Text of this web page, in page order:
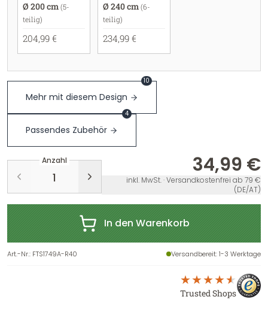
Ø 200 cm (5-
teilig)
204,99 €
Ø 240 cm (6-
teilig)
234,99 €
Mehr mit diesem Design
10
Passendes Zubehör
4
Anzahl 34,99 €
inkl. MwSt. · Versandkostenfrei ab 79 €
(DE/AT)
In den Warenkorb
Art.-Nr.: FTS1749A-R40 Versandbereit: 1-3 Werktage
Trusted Shops